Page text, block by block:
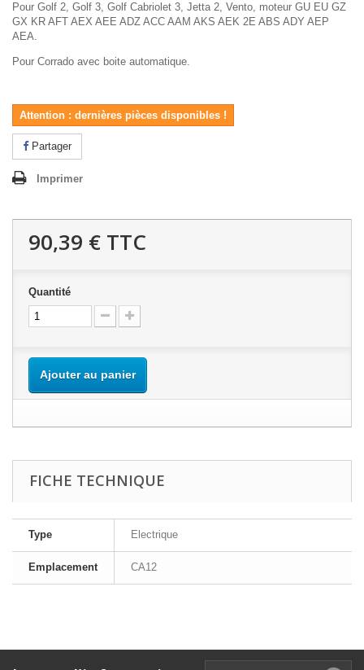
Pour Golf 2, Golf 3, Golf Cabriolet 3, Jetta 2, Vento, moteur GU EU GZ
GX KR AFT AEX AEE ADZ ACC AAM AKS AEK 2E ABS ADY AEP
AEA.
Pour Corrado avec boite automatique.
Attention : dernières pièces disponibles !
Partager
Imprimer
90,39 € TTC
Quantité
Ajouter au panier
FICHE TECHNIQUE
Type Electrique
Emplacement CA12